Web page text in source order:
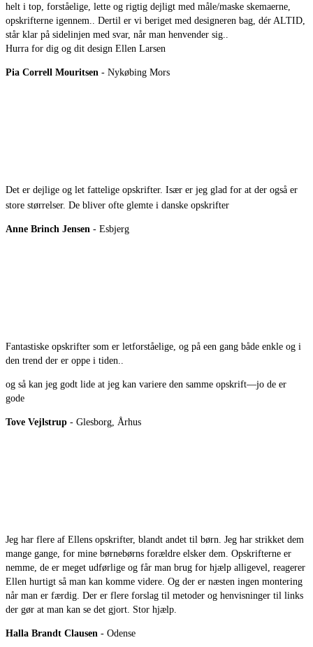
helt i top, forståelige, lette og rigtig dejligt med måle/maske skemaerne,
opskrifterne igennem.. Dertil er vi beriget med designeren bag, dér ALTID,
står klar på sidelinjen med svar, når man henvender sig..
Hurra for dig og dit design Ellen Larsen
Pia Correll Mouritsen - Nykøbing Mors
Det er dejlige og let fattelige opskrifter. Især er jeg glad for at der også er
store størrelser. De bliver ofte glemte i danske opskrifter
Anne Brinch Jensen - Esbjerg
Fantastiske opskrifter som er letforståelige, og på een gang både enkle og i
den trend der er oppe i tiden..
og så kan jeg godt lide at jeg kan variere den samme opskrift—jo de er
gode
Tove Vejlstrup - Glesborg, Århus
Jeg har flere af Ellens opskrifter, blandt andet til børn. Jeg har strikket dem
mange gange, for mine børnebørns forældre elsker dem. Opskrifterne er
nemme, de er meget udførlige og får man brug for hjælp alligevel, reagerer
Ellen hurtigt så man kan komme videre. Og der er næsten ingen montering
når man er færdig. Der er flere forslag til metoder og henvisninger til links
der gør at man kan se det gjort. Stor hjælp.
Halla Brandt Clausen - Odense